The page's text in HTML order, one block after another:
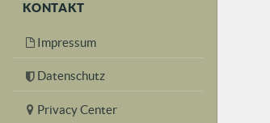
KONTAKT
Impressum
Datenschutz
Privacy Center